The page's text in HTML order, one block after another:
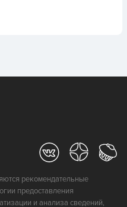
рекомендательные
предоставления
и анализа сведений,